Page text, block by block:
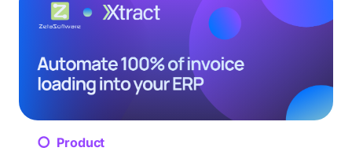
Product